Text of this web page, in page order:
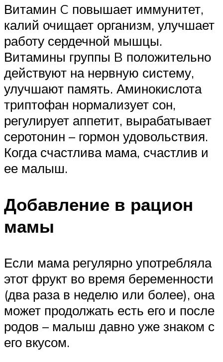
Витамин C повышает иммунитет,
калий очищает организм, улучшает
работу сердечной мышцы.
Витамины группы B положительно
действуют на нервную систему,
улучшают память. Аминокислота
триптофан нормализует сон,
регулирует аппетит, вырабатывает
серотонин – гормон удовольствия.
Когда счастлива мама, счастлив и
ее малыш.
Добавление в рацион
мамы
Если мама регулярно употребляла
этот фрукт во время беременности
(два раза в неделю или более), она
может продолжать есть его и после
родов – малыш давно уже знаком с
его вкусом.